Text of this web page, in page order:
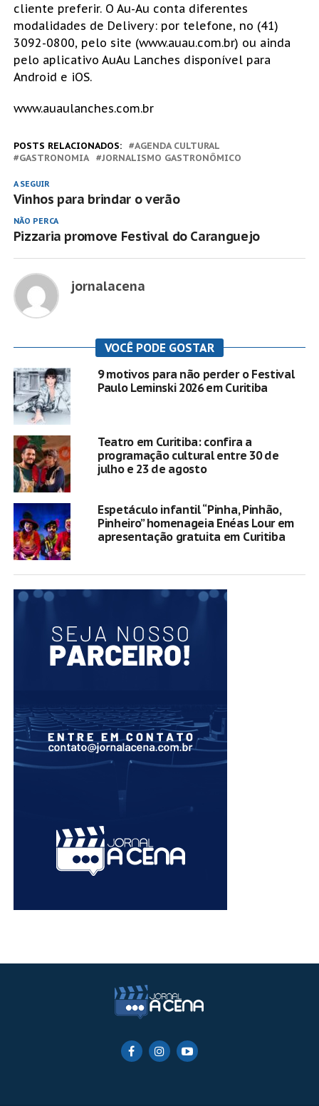
cliente preferir. O Au-Au conta diferentes
modalidades de Delivery: por telefone, no (41)
3092-0800, pelo site (www.auau.com.br) ou ainda
pelo aplicativo AuAu Lanches disponível para
Android e iOS.
www.auaulanches.com.br
POSTS RELACIONADOS:
AGENDA CULTURAL
GASTRONOMIA
JORNALISMO GASTRONÔMICO
A SEGUIR
Vinhos para brindar o verão
NÃO PERCA
Pizzaria promove Festival do Caranguejo
jornalacena
VOCÊ PODE GOSTAR
9 motivos para não perder o Festival
Paulo Leminski 2026 em Curitiba
Teatro em Curitiba: confira a
programação cultural entre 30 de
julho e 23 de agosto
Espetáculo infantil “Pinha, Pinhão,
Pinheiro” homenageia Enéas Lour em
apresentação gratuita em Curitiba